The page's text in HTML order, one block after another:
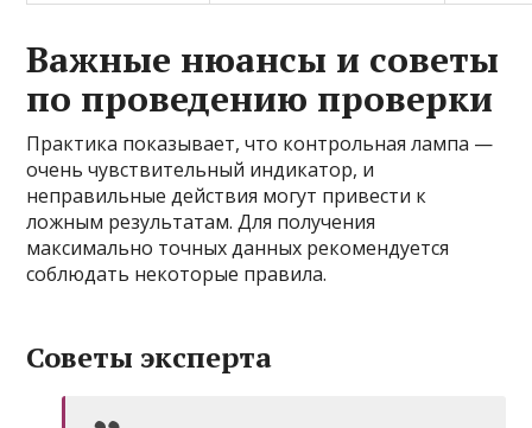
Важные нюансы и советы
по проведению проверки
Практика показывает, что контрольная лампа —
очень чувствительный индикатор, и
неправильные действия могут привести к
ложным результатам. Для получения
максимально точных данных рекомендуется
соблюдать некоторые правила.
Советы эксперта